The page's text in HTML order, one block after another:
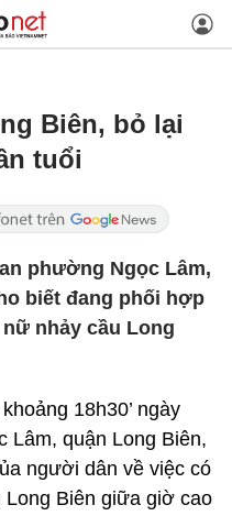
Biên, bỏ lại
tuổi
phường Ngọc Lâm,
biết đang phối hợp
nhảy cầu Long
18h30’ ngày
Lâm, quận Long Biên,
người dân về việc có
Biên giữa giờ cao